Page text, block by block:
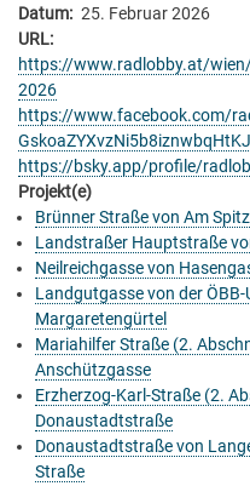
Datum
25. Februar 2026
URL
https://www.radlobby.at/
2026
https://www.facebook.com/
https://bsky.app/profile/
Projekt(e)
Brünner Straße von Am
Landstraßer Hauptstraße
Neilreichgasse von
Landgutgasse von der
Margaretengürtel
Mariahilfer Straße (2.
Anschützgasse
Erzherzog-Karl-Straße (2.
Donaustadtstraße
Donaustadtstraße von
Straße